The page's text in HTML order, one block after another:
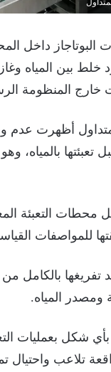
البوتاجاز داخل
بين المياه
خارج المنظومة
أظهرت عدم
تعبئتها
محطات التعبئة
للمواصفات
تفريغها
ومصدر المياه.
شكل بعمليات
واقعة تلاعب